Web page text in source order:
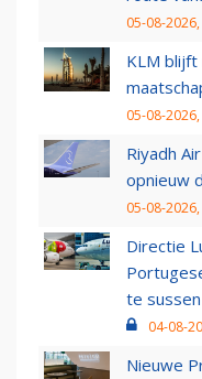
05-08-
KLM
05-08-
Riyadh
opnieuw
05-08-
Directie
te sussen
04-08-
Nieuwe